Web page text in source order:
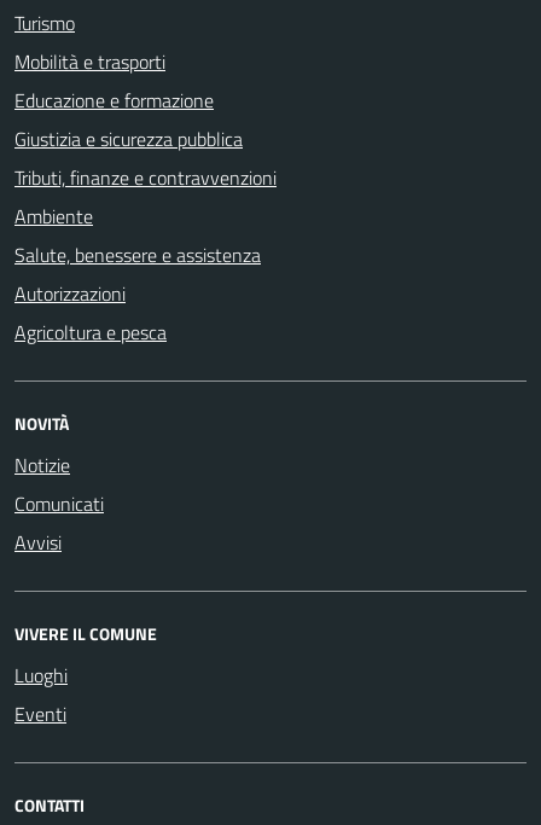
Turismo
Mobilità e trasporti
Educazione e formazione
Giustizia e sicurezza pubblica
Tributi, finanze e contravvenzioni
Ambiente
Salute, benessere e assistenza
Autorizzazioni
Agricoltura e pesca
NOVITÀ
Notizie
Comunicati
Avvisi
VIVERE IL COMUNE
Luoghi
Eventi
CONTATTI